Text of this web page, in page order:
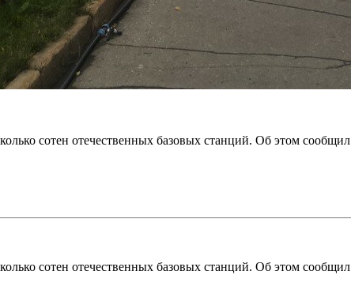
сотен отечественных базовых станций. Об этом
сотен отечественных базовых станций. Об этом